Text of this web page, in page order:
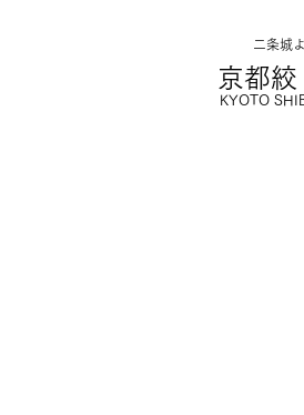
二条城
京都絞
KYOTO